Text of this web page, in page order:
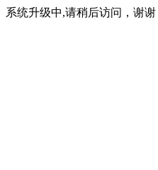
系统升级中,请稍后访问，谢